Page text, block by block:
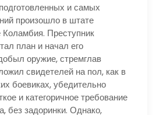
и самых
произошло в штате
Коламбия. Преступник
план и начал его
оружие, стремглав
свидетелей на пол, как в
боевиках, убедительно
и категоричное требование
без задоринки. Однако,